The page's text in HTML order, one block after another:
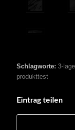
Schlagworte: 3-
produkttest
Eintrag teilen